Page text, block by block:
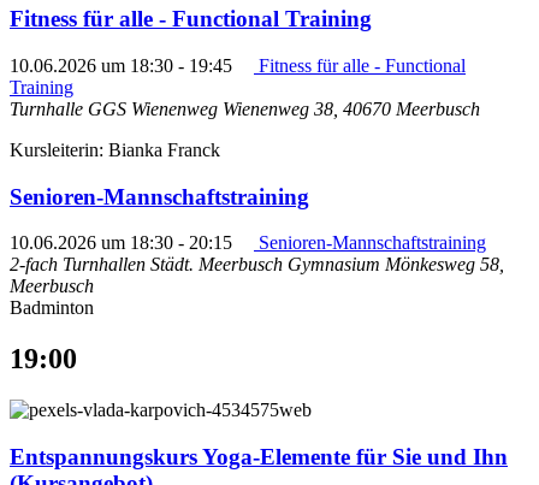
Fitness für alle - Functional Training
10.06.2026 um 18:30 - 19:45
Fitness für alle - Functional
Training
Turnhalle GGS Wienenweg Wienenweg 38, 40670 Meerbusch
Kursleiterin: Bianka Franck
Senioren-Mannschaftstraining
10.06.2026 um 18:30 - 20:15
Senioren-Mannschaftstraining
2-fach Turnhallen Städt. Meerbusch Gymnasium Mönkesweg 58,
Meerbusch
Badminton
19:00
Entspannungskurs Yoga-Elemente für Sie und Ihn